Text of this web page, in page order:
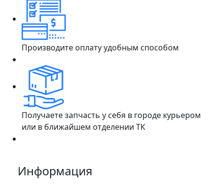
Производите оплату удобным способом
Получаете запчасть у себя в городе курьером
или в ближайшем отделении ТК
Информация